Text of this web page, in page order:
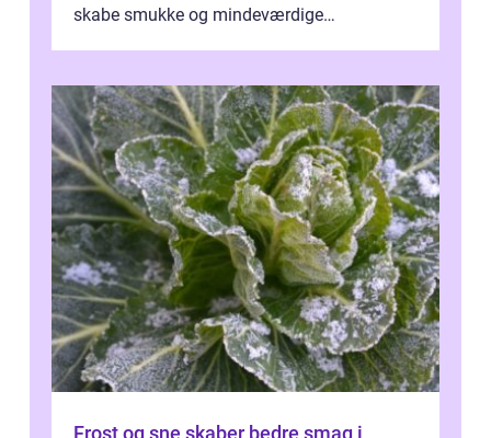
skabe smukke og mindeværdige
Frost og sne skaber bedre smag i